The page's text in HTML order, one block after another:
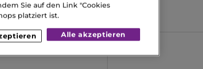
Sie auf den Link "Cookies
platziert ist.
Alle akzeptieren